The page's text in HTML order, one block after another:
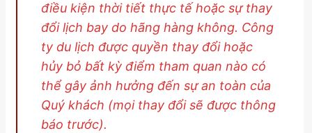
điều kiện thời tiết thực tế hoặc sự thay
đổi lịch bay do hãng hàng không. Công
ty du lịch được quyền thay đổi hoặc
hủy bỏ bất kỳ điểm tham quan nào có
thể gây ảnh hưởng đến sự an toàn của
Quý khách (mọi thay đổi sẽ được thông
báo trước).